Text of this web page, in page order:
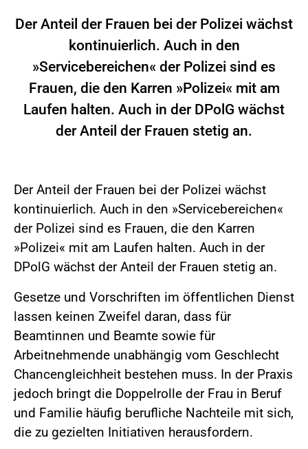
Der Anteil der Frauen bei der Polizei wächst
kontinuierlich. Auch in den
»Servicebereichen« der Polizei sind es
Frauen, die den Karren »Polizei« mit am
Laufen halten. Auch in der DPolG wächst
der Anteil der Frauen stetig an.
Der Anteil der Frauen bei der Polizei wächst
kontinuierlich. Auch in den »Servicebereichen«
der Polizei sind es Frauen, die den Karren
»Polizei« mit am Laufen halten. Auch in der
DPolG wächst der Anteil der Frauen stetig an.
Gesetze und Vorschriften im öffentlichen Dienst
lassen keinen Zweifel daran, dass für
Beamtinnen und Beamte sowie für
Arbeitnehmende unabhängig vom Geschlecht
Chancengleichheit bestehen muss. In der Praxis
jedoch bringt die Doppelrolle der Frau in Beruf
und Familie häufig berufliche Nachteile mit sich,
die zu gezielten Initiativen herausfordern.